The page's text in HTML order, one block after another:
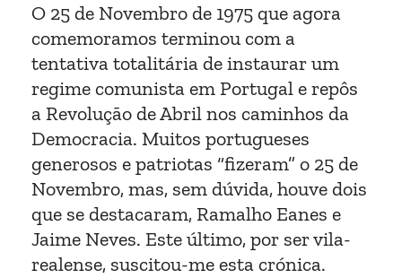
O 25 de Novembro de 1975 que agora
comemoramos terminou com a
tentativa totalitária de instaurar um
regime comunista em Portugal e repôs
a Revolução de Abril nos caminhos da
Democracia. Muitos portugueses
generosos e patriotas “fizeram” o 25 de
Novembro, mas, sem dúvida, houve dois
que se destacaram, Ramalho Eanes e
Jaime Neves. Este último, por ser vila-
realense, suscitou-me esta crónica.